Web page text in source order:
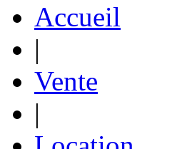
Accueil
|
Vente
|